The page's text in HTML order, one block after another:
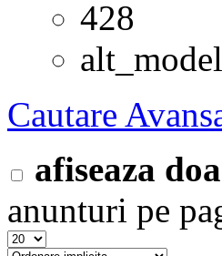
428
alt_model
Cautare
afiseaza
anunturi pe